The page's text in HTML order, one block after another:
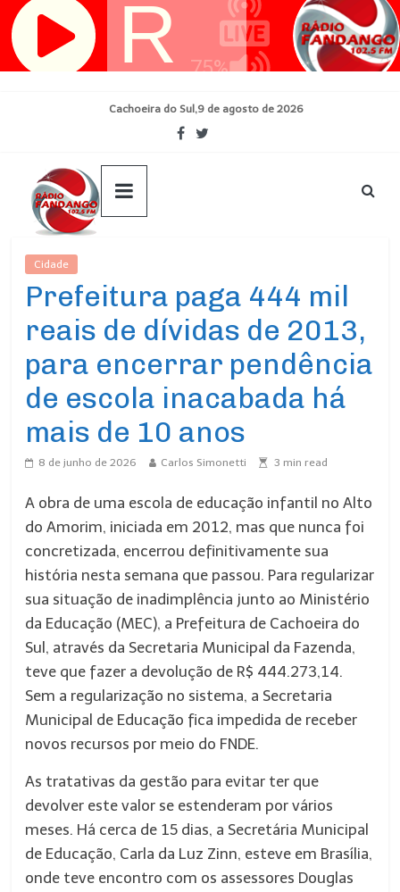
Pular
para
Cachoeira do Sul,9 de agosto de 2026
Cidade
​Prefeitura paga 444 mil
reais de dívidas de 2013,
para encerrar pendência
de escola inacabada há
mais de 10 anos
8 de junho de 2026 Carlos Simonetti 3 min read
A obra de uma escola de educação infantil no Alto
do Amorim, iniciada em 2012, mas que nunca foi
concretizada, encerrou definitivamente sua
história nesta semana que passou. Para regularizar
sua situação de inadimplência junto ao Ministério
da Educação (MEC), a Prefeitura de Cachoeira do
Sul, através da Secretaria Municipal da Fazenda,
teve que fazer a devolução de R$ 444.273,14.
Sem a regularização no sistema, a Secretaria
Municipal de Educação fica impedida de receber
novos recursos por meio do FNDE.
As tratativas da gestão para evitar ter que
devolver este valor se estenderam por vários
meses. Há cerca de 15 dias, a Secretária Municipal
de Educação, Carla da Luz Zinn, esteve em Brasília,
onde teve encontro com os assessores Douglas